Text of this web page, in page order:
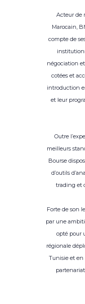
Acteur de
Marocain,
compte de
négociation
cotées et
introduction
et leur
Outre
meilleurs
Bourse
d’outils
trading et
Forte de son
par une
opté pour
régionale
Tunisie et en